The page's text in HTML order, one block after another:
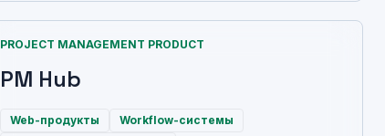
PROJECT MANAGEMENT PRODUCT
PM Hub
Web-продукты
Workflow-системы